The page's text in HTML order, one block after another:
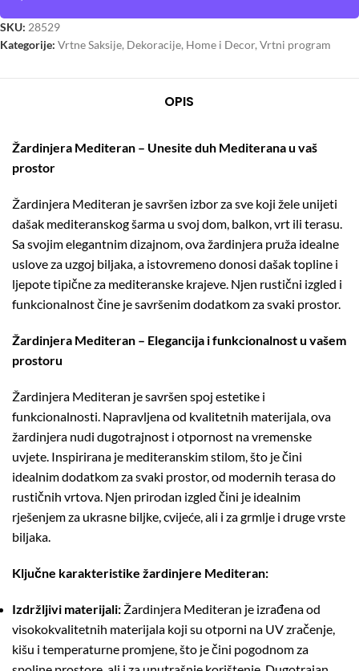
SKU: 28529
Kategorije: Vrtne Saksije, Dekoracije, Home i Decor, Vrtni program
OPIS
Žardinjera Mediteran – Unesite duh Mediterana u vaš
prostor
Žardinjera Mediteran je savršen izbor za sve koji žele unijeti
dašak mediteranskog šarma u svoj dom, balkon, vrt ili terasu.
Sa svojim elegantnim dizajnom, ova žardinjera pruža idealne
uslove za uzgoj biljaka, a istovremeno donosi dašak topline i
ljepote tipične za mediteranske krajeve. Njen rustični izgled i
funkcionalnost čine je savršenim dodatkom za svaki prostor.
Žardinjera Mediteran – Elegancija i funkcionalnost u vašem
prostoru
Žardinjera Mediteran je savršen spoj estetike i
funkcionalnosti. Napravljena od kvalitetnih materijala, ova
žardinjera nudi dugotrajnost i otpornost na vremenske
uvjete. Inspirirana je mediteranskim stilom, što je čini
idealnim dodatkom za svaki prostor, od modernih terasa do
rustičnih vrtova. Njen prirodan izgled čini je idealnim
rješenjem za ukrasne biljke, cvijeće, ali i za grmlje i druge vrste
biljaka.
Ključne karakteristike žardinjere Mediteran:
Izdržljivi materijali: Žardinjera Mediteran je izrađena od
visokokvalitetnih materijala koji su otporni na UV zračenje,
kišu i temperaturne promjene, što je čini pogodnom za